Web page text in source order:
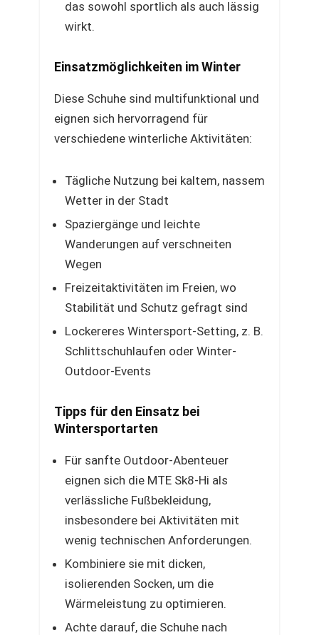
das sowohl sportlich als auch lässig
wirkt.
Einsatzmöglichkeiten im Winter
Diese Schuhe sind multifunktional und
eignen sich hervorragend für
verschiedene winterliche Aktivitäten:
Tägliche Nutzung bei kaltem, nassem
Wetter in der Stadt
Spaziergänge und leichte
Wanderungen auf verschneiten
Wegen
Freizeitaktivitäten im Freien, wo
Stabilität und Schutz gefragt sind
Lockereres Wintersport-Setting, z. B.
Schlittschuhlaufen oder Winter-
Outdoor-Events
Tipps für den Einsatz bei
Wintersportarten
Für sanfte Outdoor-Abenteuer
eignen sich die MTE Sk8-Hi als
verlässliche Fußbekleidung,
insbesondere bei Aktivitäten mit
wenig technischen Anforderungen.
Kombiniere sie mit dicken,
isolierenden Socken, um die
Wärmeleistung zu optimieren.
Achte darauf, die Schuhe nach